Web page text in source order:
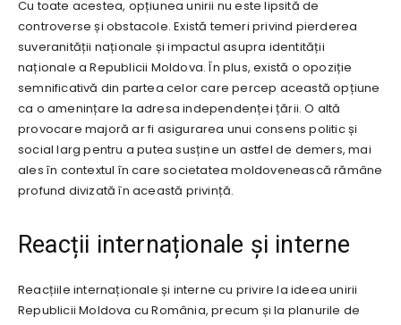
Cu toate acestea, opțiunea unirii nu este lipsită de
controverse și obstacole. Există temeri privind pierderea
suveranității naționale și impactul asupra identității
naționale a Republicii Moldova. În plus, există o opoziție
semnificativă din partea celor care percep această opțiune
ca o amenințare la adresa independenței țării. O altă
provocare majoră ar fi asigurarea unui consens politic și
social larg pentru a putea susține un astfel de demers, mai
ales în contextul în care societatea moldovenească rămâne
profund divizată în această privință.
Reacții internaționale și interne
Reacțiile internaționale și interne cu privire la ideea unirii
Republicii Moldova cu România, precum și la planurile de